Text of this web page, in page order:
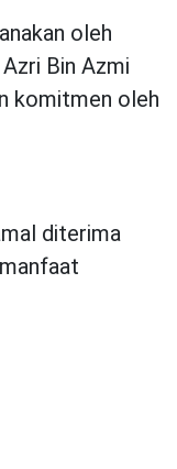
oleh
Bin Azmi
komitmen oleh
diterima